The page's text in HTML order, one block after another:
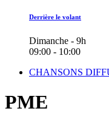
Derrière le volant
Dimanche - 9h
09:00 - 10:00
CHANSONS
PME